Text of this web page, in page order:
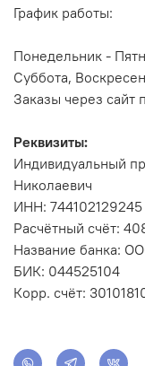
График работы:
Понедельник -
Суббота,
Заказы через сайт
Реквизиты:
Индивидуальный
Николаевич
ИНН: 744102129245
Расчётный счёт:
Название банка:
БИК: 044525104
Корр. счёт: